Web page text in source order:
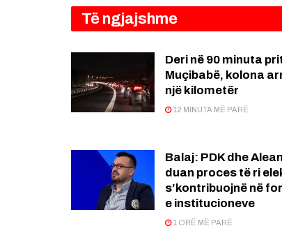
Të ngjajshme
Deri në 90 minuta
Muçibabë, kolona
një kilometër
12 MINUTA MË PARË
Balaj: PDK dhe
duan proces të ri
s’kontribuojnë në
e institucioneve
1 ORË MË PARË